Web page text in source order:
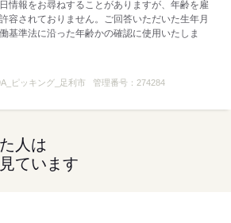
情報をお尋ねすることがありますが、年齢を雇
容されておりません。ご回答いただいた生年月
基準法に沿った年齢かの確認に使用いたしま
ピッキング_足利市 管理番号： 274284
人は
ています